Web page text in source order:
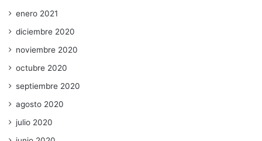
enero 2021
diciembre 2020
noviembre 2020
octubre 2020
septiembre 2020
agosto 2020
julio 2020